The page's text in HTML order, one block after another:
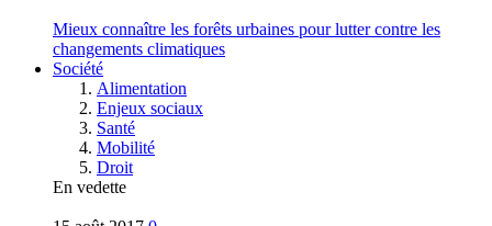
Mieux connaître les forêts urbaines pour lutter contre les
changements climatiques
Société
Alimentation
Enjeux sociaux
Santé
Mobilité
Droit
En vedette